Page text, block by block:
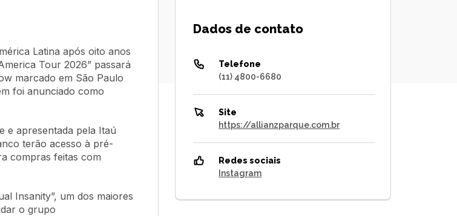
Latina após oito anos
Tour 2026” passará
marcado em São Paulo
foi anunciado como
e apresentada pela Itaú
terão acesso à pré-
compras feitas com
Insanity”, um dos maiores
o grupo
Dados de contato
Telefone
(11) 4800-6680
Site
https://allianzparque.com.br
Redes sociais
Instagram